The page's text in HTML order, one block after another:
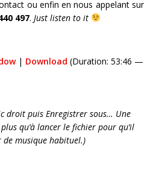
ou enfin en nous appelant sur
497. Just listen to it
| Download (Duration: 53:46 —
droit puis Enregistrer sous… Une
qu’à lancer le fichier pour qu’il
musique habituel.)